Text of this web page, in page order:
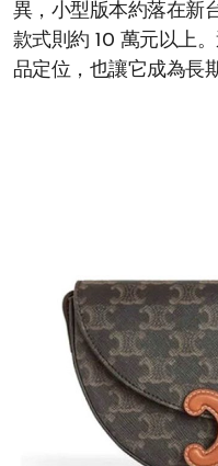
異，小型版本約落在新
款式則約 10 萬元以上
品定位，也讓它成為長